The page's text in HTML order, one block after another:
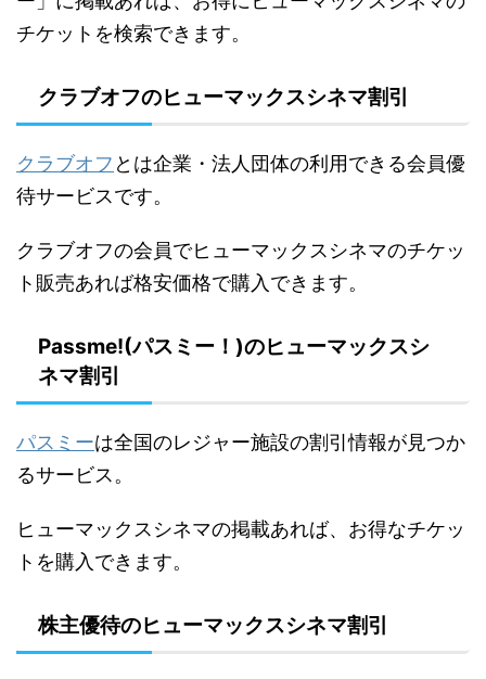
チケットを検索できます。
クラブオフのヒューマックスシネマ割引
クラブオフ とは企業・法人団体の利用できる会員優
待サービスです。
クラブオフの会員でヒューマックスシネマのチケッ
ト販売あれば格安価格で購入できます。
Passme!(パスミー！)のヒューマックスシ
ネマ割引
パスミーは全国のレジャー施設の割引情報が見つか
るサービス。
ヒューマックスシネマの掲載あれば、お得なチケッ
トを購入できます。
株主優待のヒューマックスシネマ割引